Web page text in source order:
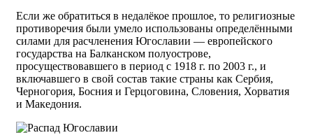
Если же обратиться в недалёкое прошлое, то религиозные
противоречия были умело использованы определёнными
силами для расчленения Югославии — европейского
государства на Балканском полуострове,
просуществовавшего в период с 1918 г. по 2003 г., и
включавшего в свой состав такие страны как Сербия,
Черногория, Босния и Герцоговина, Словения, Хорватия
и Македония.